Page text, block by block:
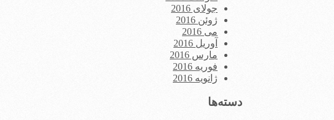
جولای 2016
ژوئن 2016
می 2016
آوریل 2016
مارس 2016
فوریه 2016
ژانویه 2016
دسته‌ها